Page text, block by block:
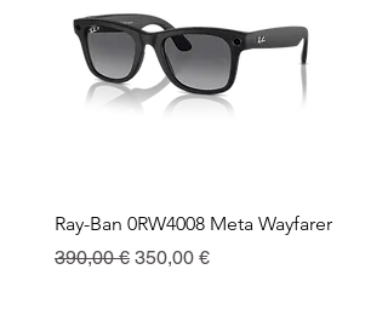
Ray-Ban 0RW4008 Meta Wayfarer
Regularna cena
390,00 € Cena rabatowa
350,00 €